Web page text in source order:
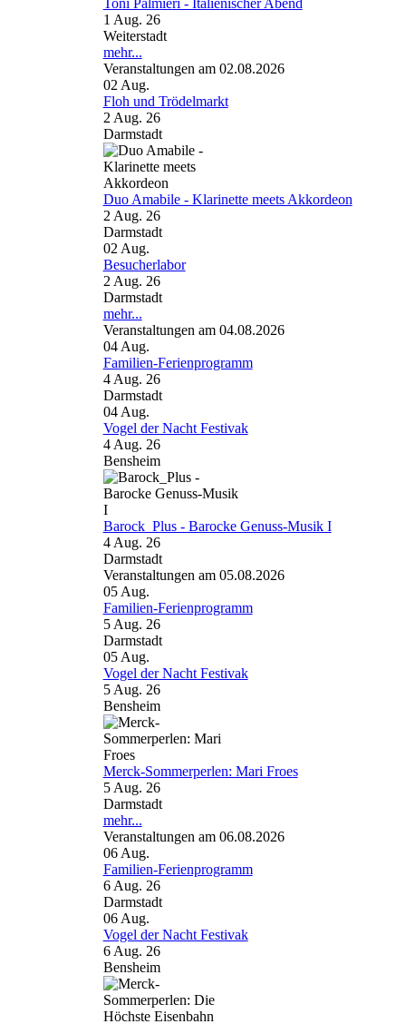
Toni Palmieri - Italienischer Abend
1 Aug. 26
Weiterstadt
mehr...
Veranstaltungen am 02.08.2026
02 Aug.
Floh und Trödelmarkt
2 Aug. 26
Darmstadt
Duo Amabile - Klarinette meets Akkordeon
2 Aug. 26
Darmstadt
02 Aug.
Besucherlabor
2 Aug. 26
Darmstadt
mehr...
Veranstaltungen am 04.08.2026
04 Aug.
Familien-Ferienprogramm
4 Aug. 26
Darmstadt
04 Aug.
Vogel der Nacht Festivak
4 Aug. 26
Bensheim
Barock_Plus - Barocke Genuss-Musik I
4 Aug. 26
Darmstadt
Veranstaltungen am 05.08.2026
05 Aug.
Familien-Ferienprogramm
5 Aug. 26
Darmstadt
05 Aug.
Vogel der Nacht Festivak
5 Aug. 26
Bensheim
Merck-Sommerperlen: Mari Froes
5 Aug. 26
Darmstadt
mehr...
Veranstaltungen am 06.08.2026
06 Aug.
Familien-Ferienprogramm
6 Aug. 26
Darmstadt
06 Aug.
Vogel der Nacht Festivak
6 Aug. 26
Bensheim